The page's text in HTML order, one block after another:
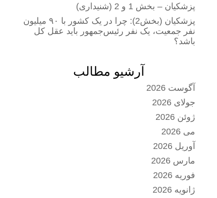
پزشکیان – بخش 1 و 2 (شنیداری)
پزشکیان (بخش2): چرا در یک کشور با ۹۰ میلیون
نفر جمعیت، یک نفر رئیس‌جمهور باید عقل کل
باشد؟
آرشیو مطالب
آگوست 2026
جولای 2026
ژوئن 2026
می 2026
آوریل 2026
مارس 2026
فوریه 2026
ژانویه 2026